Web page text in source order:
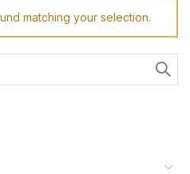
matching your selection.